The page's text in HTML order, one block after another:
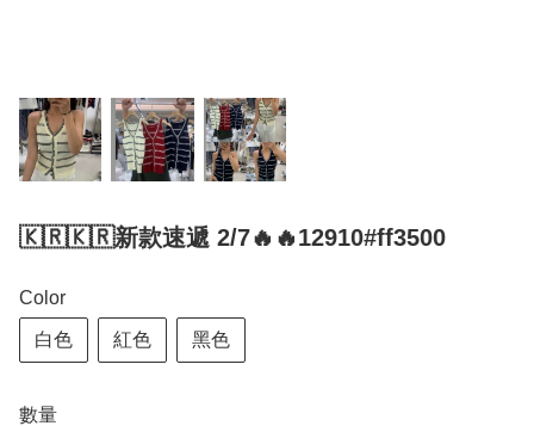
🇰🇷🇰🇷新款速遞 2/7🔥🔥12910#ff3500
Color
白色 紅色 黑色
數量